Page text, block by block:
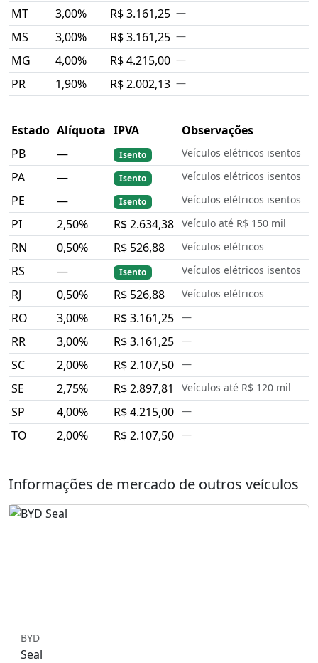
MT 3,00% R$ 3.161,25 —
MS 3,00% R$ 3.161,25 —
MG 4,00% R$ 4.215,00 —
PR 1,90% R$ 2.002,13 —
Estado Alíquota IPVA
Observações
PB
— Isento Veículos elétricos isentos
PA — Isento Veículos elétricos isentos
PE — Isento Veículos elétricos isentos
PI 2,50% R$ 2.634,38 Veículo até R$ 150 mil
RN 0,50% R$ 526,88 Veículos elétricos
RS — Isento Veículos elétricos isentos
RJ 0,50% R$ 526,88 Veículos elétricos
RO 3,00% R$ 3.161,25 —
RR 3,00% R$ 3.161,25 —
SC 2,00% R$ 2.107,50 —
SE 2,75% R$ 2.897,81 Veículos até R$ 120 mil
SP 4,00% R$ 4.215,00 —
TO 2,00% R$ 2.107,50 —
Informações de mercado de outros veículos
BYD
Seal